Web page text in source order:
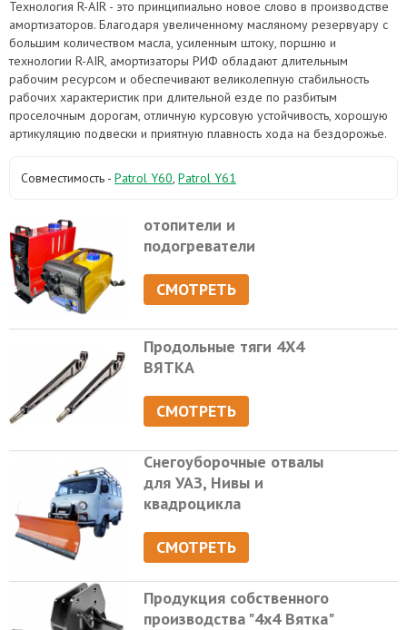
Технология R-AIR - это принципиально новое слово в производстве
амортизаторов. Благодаря увеличенному масляному резервуару с
большим количеством масла, усиленным штоку, поршню и
технологии R-AIR, амортизаторы РИФ обладают длительным
рабочим ресурсом и обеспечивают великолепную стабильность
рабочих характеристик при длительной езде по разбитым
проселочным дорогам, отличную курсовую устойчивость, хорошую
артикуляцию подвески и приятную плавность хода на бездорожье.
Совместимость - Patrol Y60, Patrol Y61
отопители и
подогреватели
СМОТРЕТЬ
Продольные тяги 4Х4
ВЯТКА
СМОТРЕТЬ
Снегоуборочные отвалы
для УАЗ, Нивы и
квадроцикла
СМОТРЕТЬ
Продукция собственного
производства "4х4 Вятка"